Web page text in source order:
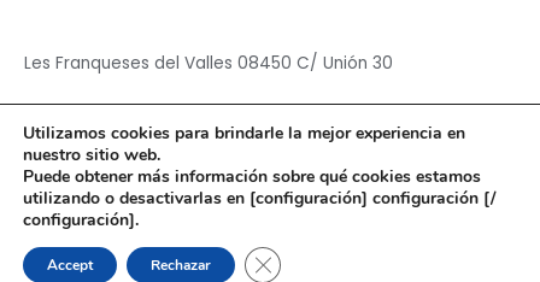
Les Franqueses del Valles 08450 C/ Unión 30
Copyright © 2026Hun Yuan Chen
Powered byHun Yuan Chen
Utilizamos cookies para brindarle la mejor experiencia en
nuestro sitio web.
Puede obtener más información sobre qué cookies estamos
utilizando o desactivarlas en [configuración] configuración [/
configuración].
Accept Rechazar CERRAR EL BANNER DE